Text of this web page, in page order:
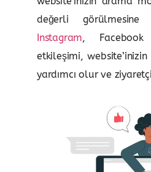
değerli görülmesine
Instagram,
etkileşimi,
yardımcı olur ve